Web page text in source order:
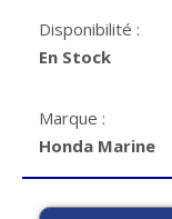
Disponibilité :
En Stock
Marque :
Honda Marine